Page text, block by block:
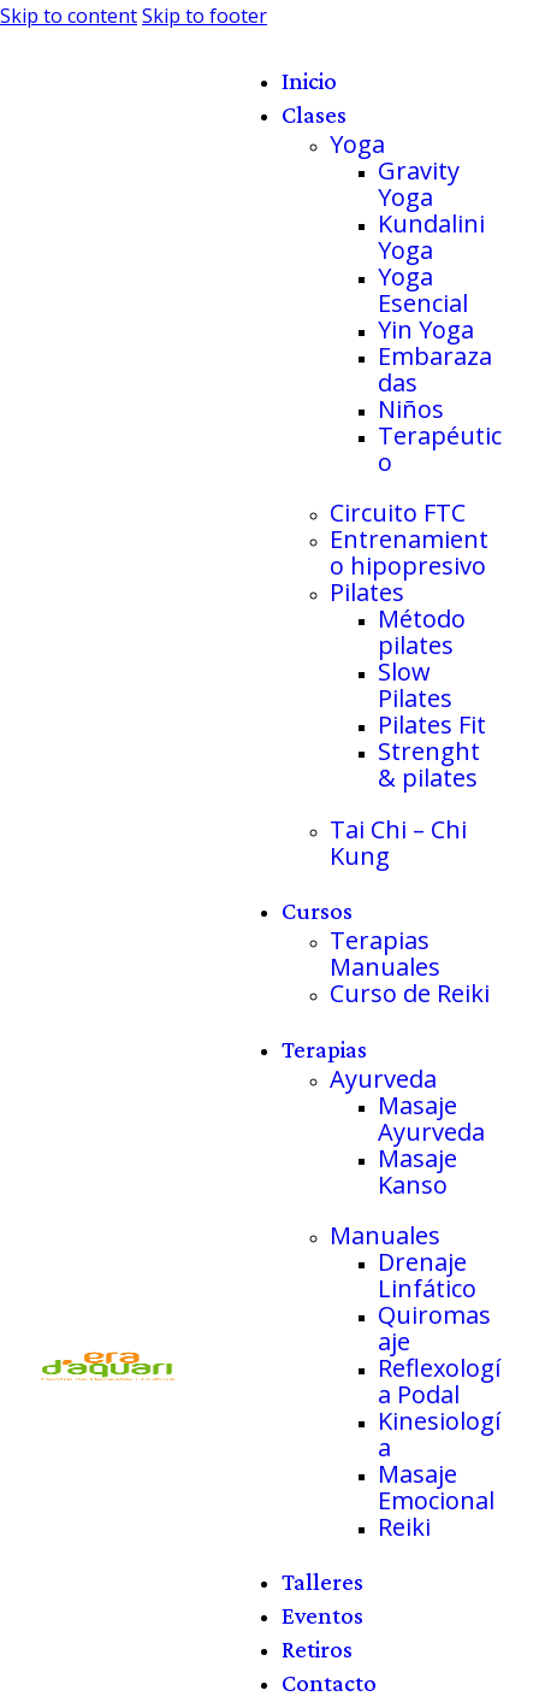
Skip to contentSkip to footer
Inicio
Clases
Yoga
Gravity
Yoga
Kundalini
Yoga
Yoga
Esencial
Yin Yoga
Embaraza
das
Niños
Terapéutic
o
Circuito FTC
Entrenamient
o hipopresivo
Pilates
Método
pilates
Slow
Pilates
Pilates Fit
Strenght
& pilates
Tai Chi – Chi
Kung
Cursos
Terapias
Manuales
Curso de Reiki
Terapias
Ayurveda
Masaje
Ayurveda
Masaje
Kanso
Manuales
Drenaje
Linfático
Quiromas
aje
Reflexologí
a Podal
Kinesiologí
a
Masaje
Emocional
Reiki
Talleres
Eventos
Retiros
Contacto